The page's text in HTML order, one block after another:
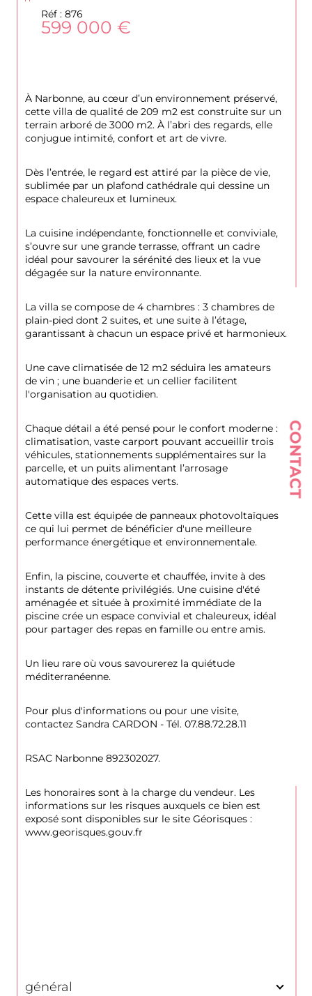
CONTACT
Réf : 876
599 000 €
À Narbonne, au cœur d’un environnement préservé,
cette villa de qualité de 209 m2 est construite sur un
terrain arboré de 3000 m2. À l’abri des regards, elle
conjugue intimité, confort et art de vivre.
Dès l’entrée, le regard est attiré par la pièce de vie,
sublimée par un plafond cathédrale qui dessine un
espace chaleureux et lumineux.
La cuisine indépendante, fonctionnelle et conviviale,
s’ouvre sur une grande terrasse, offrant un cadre
idéal pour savourer la sérénité des lieux et la vue
dégagée sur la nature environnante.
La villa se compose de 4 chambres : 3 chambres de
plain-pied dont 2 suites, et une suite à l’étage,
garantissant à chacun un espace privé et harmonieux.
Une cave climatisée de 12 m2 séduira les amateurs
de vin ; une buanderie et un cellier facilitent
l'organisation au quotidien.
Chaque détail a été pensé pour le confort moderne :
climatisation, vaste carport pouvant accueillir trois
véhicules, stationnements supplémentaires sur la
parcelle, et un puits alimentant l’arrosage
automatique des espaces verts.
Cette villa est équipée de panneaux photovoltaïques
ce qui lui permet de bénéficier d'une meilleure
performance énergétique et environnementale.
Enfin, la piscine, couverte et chauffée, invite à des
instants de détente privilégiés. Une cuisine d'été
aménagée et située à proximité immédiate de la
piscine crée un espace convivial et chaleureux, idéal
pour partager des repas en famille ou entre amis.
Un lieu rare où vous savourerez la quiétude
méditerranéenne.
Pour plus d'informations ou pour une visite,
contactez Sandra CARDON - Tél. 07.88.72.28.11
RSAC Narbonne 892302027.
Les honoraires sont à la charge du vendeur. Les
informations sur les risques auxquels ce bien est
exposé sont disponibles sur le site Géorisques :
www.georisques.gouv.fr
général